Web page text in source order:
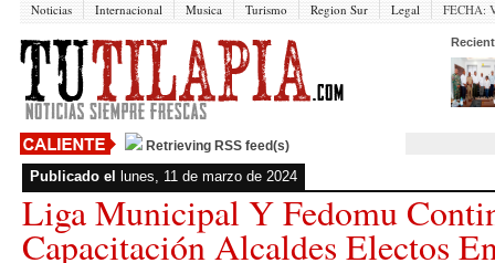
Noticias Internacional Musica Turismo Region Sur Legal FECHA:
Retrieving RSS feed(s)
Publicado el lunes, 11 de marzo de 2024
Liga Municipal Y Fedomu
Capacitación Alcaldes Electos